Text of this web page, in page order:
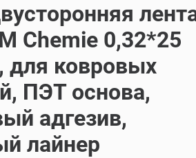
Chemie 0,32*25
ковровых
ПЭТ основа,
адгезив,
лайнер